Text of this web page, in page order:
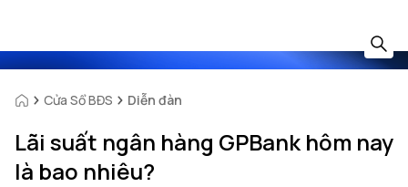
Cửa Sổ BĐS Diễn đàn
Lãi suất ngân hàng GPBank hôm nay
là bao nhiêu?